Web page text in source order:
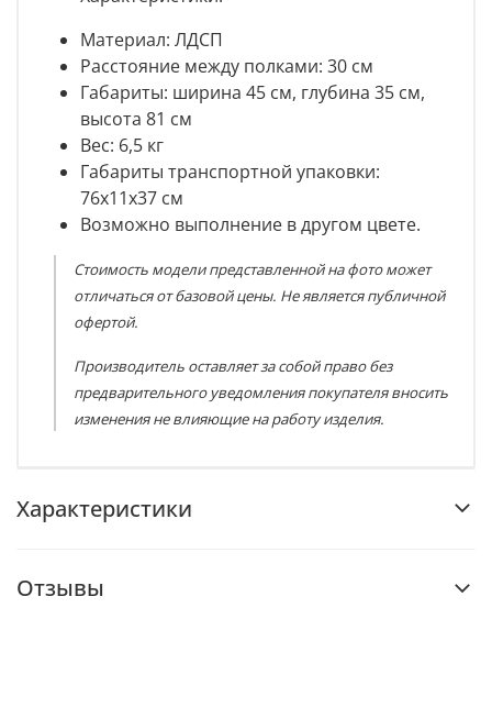
Материал: ЛДСП
Расстояние между полками: 30 см
Габариты: ширина 45 см, глубина 35 см,
высота 81 см
Вес: 6,5 кг
Габариты транспортной упаковки:
76х11х37 см
Возможно выполнение в другом цвете.
Стоимость модели представленной на фото может
отличаться от базовой цены. Не является публичной
офертой.
Производитель оставляет за собой право без
предварительного уведомления покупателя вносить
изменения не влияющие на работу изделия.
Характеристики
Отзывы